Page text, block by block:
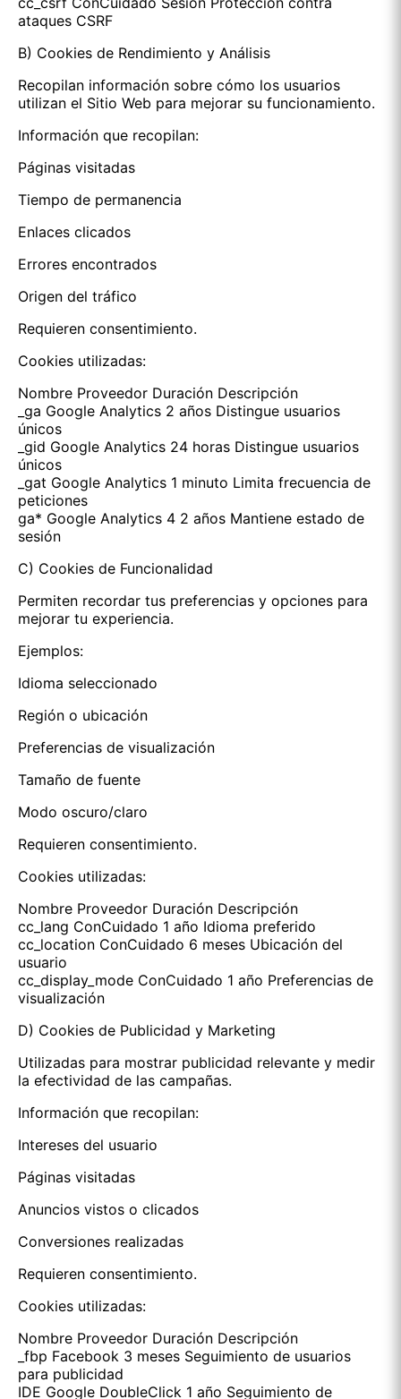
ataques CSRF
B) Cookies de Rendimiento y Análisis
Recopilan información sobre cómo los usuarios
utilizan el Sitio Web para mejorar su funcionamiento.
Información que recopilan:
Páginas visitadas
Tiempo de permanencia
Enlaces clicados
Errores encontrados
Origen del tráfico
Requieren consentimiento.
Cookies utilizadas:
Nombre Proveedor Duración Descripción
_ga Google Analytics 2 años Distingue usuarios
únicos
_gid Google Analytics 24 horas Distingue usuarios
únicos
_gat Google Analytics 1 minuto Limita frecuencia de
peticiones
ga* Google Analytics 4 2 años Mantiene estado de
sesión
C) Cookies de Funcionalidad
Permiten recordar tus preferencias y opciones para
mejorar tu experiencia.
Ejemplos:
Idioma seleccionado
Región o ubicación
Preferencias de visualización
Tamaño de fuente
Modo oscuro/claro
Requieren consentimiento.
Cookies utilizadas:
Nombre Proveedor Duración Descripción
cc_lang ConCuidado 1 año Idioma preferido
cc_location ConCuidado 6 meses Ubicación del
usuario
cc_display_mode ConCuidado 1 año Preferencias de
visualización
D) Cookies de Publicidad y Marketing
Utilizadas para mostrar publicidad relevante y medir
la efectividad de las campañas.
Información que recopilan:
Intereses del usuario
Páginas visitadas
Anuncios vistos o clicados
Conversiones realizadas
Requieren consentimiento.
Cookies utilizadas:
Nombre Proveedor Duración Descripción
_fbp Facebook 3 meses Seguimiento de usuarios
para publicidad
IDE Google DoubleClick 1 año Seguimiento de